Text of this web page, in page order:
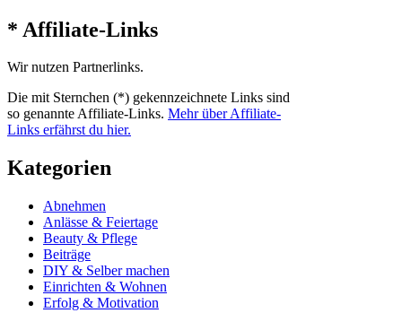
* Affiliate-Links
Wir nutzen Partnerlinks.
Die mit Sternchen (*) gekennzeichnete Links sind
so genannte Affiliate-Links. Mehr über Affiliate-
Links erfährst du hier.
Kategorien
Abnehmen
Anlässe & Feiertage
Beauty & Pflege
Beiträge
DIY & Selber machen
Einrichten & Wohnen
Erfolg & Motivation